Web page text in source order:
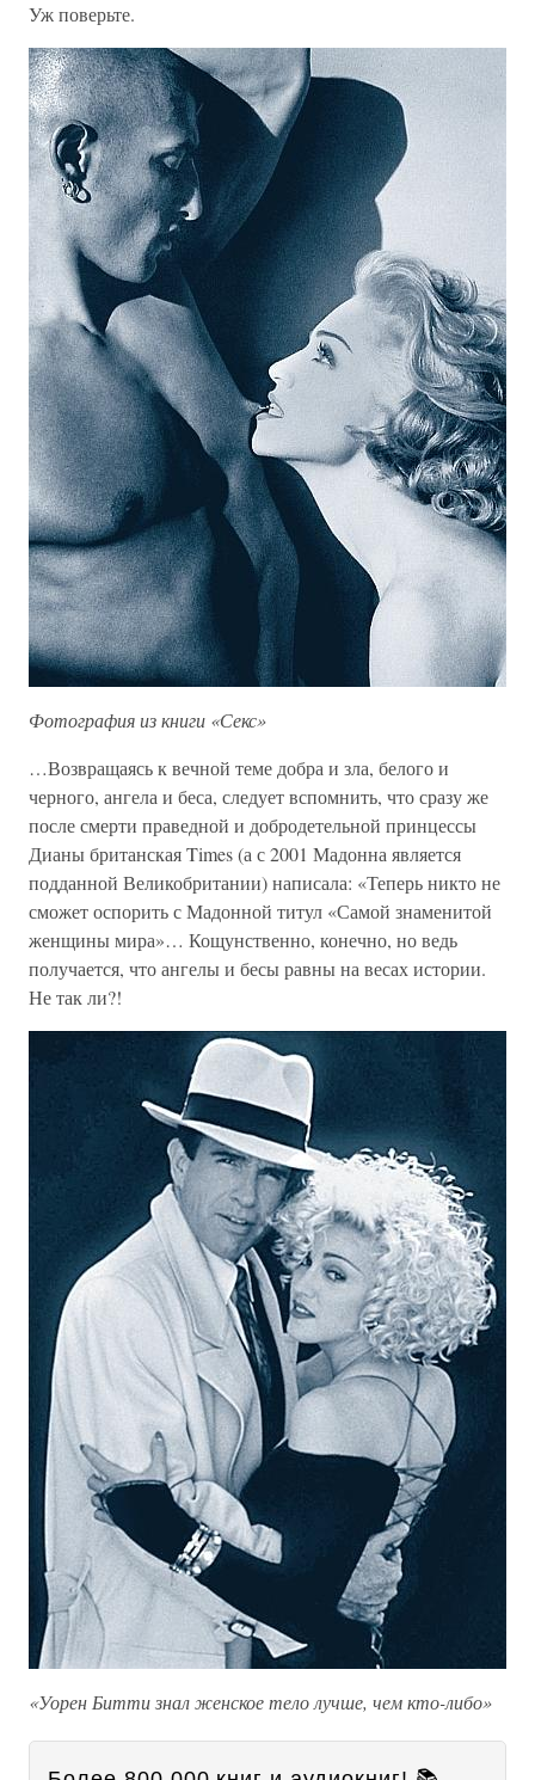
Уж поверьте.
Фотография из книги «Секс»
…Возвращаясь к вечной теме добра и зла, белого и
черного, ангела и беса, следует вспомнить, что сразу же
после смерти праведной и добродетельной принцессы
Дианы британская Times (а с 2001 Мадонна является
подданной Великобритании) написала: «Теперь никто не
сможет оспорить с Мадонной титул «Самой знаменитой
женщины мира»… Кощунственно, конечно, но ведь
получается, что ангелы и бесы равны на весах истории.
Не так ли?!
«Уорен Битти знал женское тело лучше, чем кто-либо»